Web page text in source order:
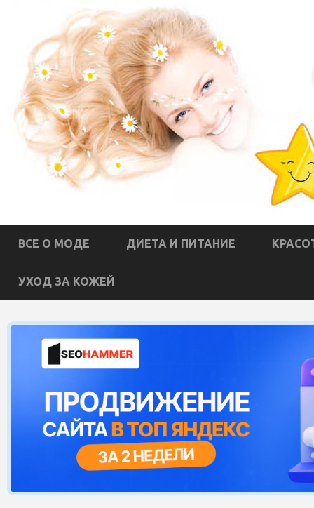
ВСЕ О МОДЕ ДИЕТА И ПИТАНИЕ
УХОД ЗА КОЖЕЙ